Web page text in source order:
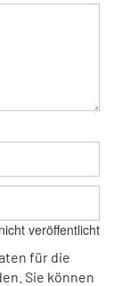
veröffentlicht
für die
Sie können